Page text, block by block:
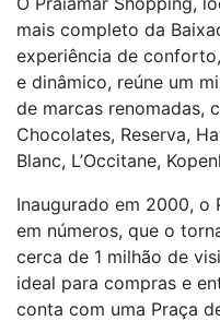
mais completo da
experiência de
e dinâmico, reúne um
de marcas renomadas,
Chocolates, Reserva,
Blanc, L’Occitane,
Inaugurado em 2000, o
em números, que o
cerca de 1 milhão de
ideal para compras e
conta com uma Praça